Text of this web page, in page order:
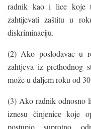
radnik kao i lice koje
zahtijevati zaštitu u
diskriminaciju.
(2) Ako poslodavac u
zahtjeva iz prethodnog
može u daljem roku od
(3) Ako radnik odnosno
iznesu činjenice koje
postupio suprotno